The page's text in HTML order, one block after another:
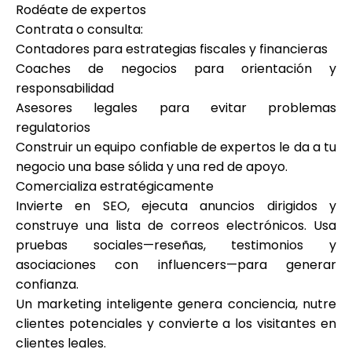
Rodéate de expertos
Contrata o consulta:
Contadores para estrategias fiscales y financieras
Coaches de negocios para orientación y
responsabilidad
Asesores legales para evitar problemas
regulatorios
Construir un equipo confiable de expertos le da a tu
negocio una base sólida y una red de apoyo.
Comercializa estratégicamente
Invierte en SEO, ejecuta anuncios dirigidos y
construye una lista de correos electrónicos. Usa
pruebas sociales—reseñas, testimonios y
asociaciones con influencers—para generar
confianza.
Un marketing inteligente genera conciencia, nutre
clientes potenciales y convierte a los visitantes en
clientes leales.